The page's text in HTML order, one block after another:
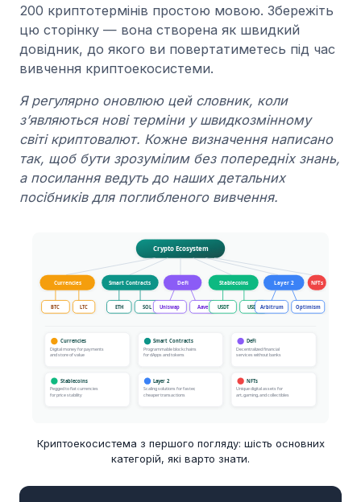
200 криптотермінів простою мовою. Збережіть
цю сторінку — вона створена як швидкий
довідник, до якого ви повертатиметесь під час
вивчення криптоекосистеми.
Я регулярно оновлюю цей словник, коли
з’являються нові терміни у швидкозмінному
світі криптовалют. Кожне визначення написано
так, щоб бути зрозумілим без попередніх знань,
а посилання ведуть до наших детальних
посібників для поглибленого вивчення.
Криптоекосистема з першого погляду: шість основних
категорій, які варто знати.